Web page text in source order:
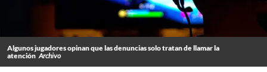
Algunos jugadores opinan que las denuncias solo tratan de llamar la
atención Archivo